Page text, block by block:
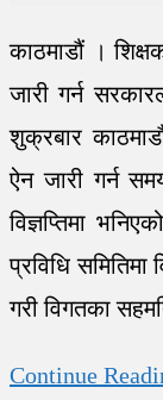
काठमाडौं ।
जारी गर्न
शुक्रबार
ऐन जारी गर्न
विज्ञप्तिमा
प्रविधि
गरी विगतका
Continue